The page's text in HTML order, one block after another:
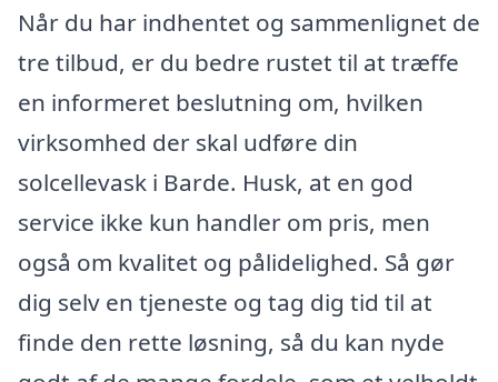
Når du har indhentet og sammenlignet de
tre tilbud, er du bedre rustet til at træffe
en informeret beslutning om, hvilken
virksomhed der skal udføre din
solcellevask i Barde. Husk, at en god
service ikke kun handler om pris, men
også om kvalitet og pålidelighed. Så gør
dig selv en tjeneste og tag dig tid til at
finde den rette løsning, så du kan nyde